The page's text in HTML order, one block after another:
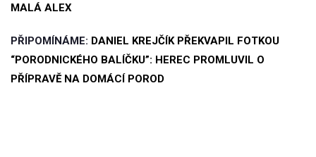
MALÁ ALEX
PŘIPOMÍNÁME: DANIEL KREJČÍK PŘEKVAPIL FOTKOU
“PORODNICKÉHO BALÍČKU”: HEREC PROMLUVIL O
PŘÍPRAVĚ NA DOMÁCÍ POROD